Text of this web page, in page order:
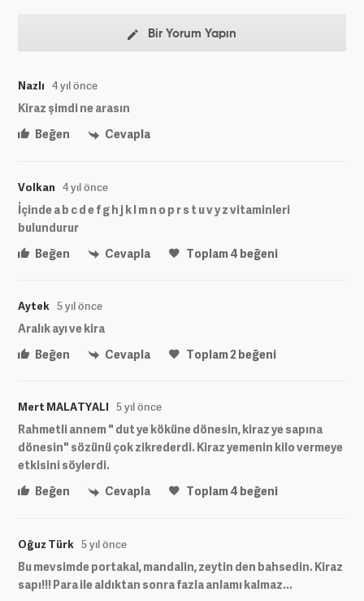
Bir Yorum Yapın
Nazlı 4 yıl önce
Kiraz şimdi ne arasın
Beğen
Cevapla
Volkan 4 yıl önce
İçinde a b c d e f g h j k l m n o p r s t u v y z vitaminleri
bulundurur
Beğen
Cevapla Toplam4 beğeni
Aytek 5 yıl önce
Aralık ayı ve kira
Beğen
Cevapla Toplam2beğeni
Mert MALATYALI 5 yıl önce
Rahmetli annem " dut ye köküne dönesin, kiraz ye sapına
dönesin" sözünü çok zikrederdi. Kiraz yemenin kilo vermeye
etkisini söylerdi.
Beğen
Cevapla Toplam4 beğeni
Oğuz Türk 5 yıl önce
Bu mevsimde portakal, mandalin, zeytin den bahsedin. Kiraz
sapı!!! Para ile aldıktan sonra fazla anlamı kalmaz...